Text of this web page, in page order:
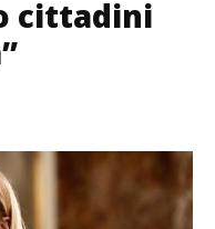
cittadini